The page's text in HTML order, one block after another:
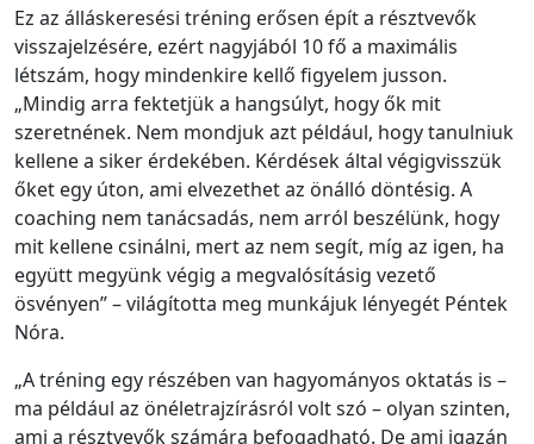
Ez az álláskeresési tréning erősen épít a résztvevők
visszajelzésére, ezért nagyjából 10 fő a maximális
létszám, hogy mindenkire kellő figyelem jusson.
„Mindig arra fektetjük a hangsúlyt, hogy ők mit
szeretnének. Nem mondjuk azt például, hogy tanulniuk
kellene a siker érdekében. Kérdések által végigvisszük
őket egy úton, ami elvezethet az önálló döntésig. A
coaching nem tanácsadás, nem arról beszélünk, hogy
mit kellene csinálni, mert az nem segít, míg az igen, ha
együtt megyünk végig a megvalósításig vezető
ösvényen” – világította meg munkájuk lényegét Péntek
Nóra.
„A tréning egy részében van hagyományos oktatás is –
ma például az önéletrajzírásról volt szó – olyan szinten,
ami a résztvevők számára befogadható. De ami igazán